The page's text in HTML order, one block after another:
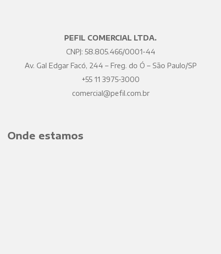
PEFIL COMERCIAL LTDA.
CNPJ: 58.805.466/0001-44
Av. Gal Edgar Facó, 244 – Freg. do Ó – São Paulo/SP
+55 11 3975-3000
comercial@pefil.com.br
Onde estamos